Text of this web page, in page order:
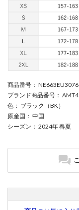
商品番号 ：
ブランド商品番号 ：
色 ： ブラック（BK）
原産国 ： 中国
シーズン ： 2024年 春夏